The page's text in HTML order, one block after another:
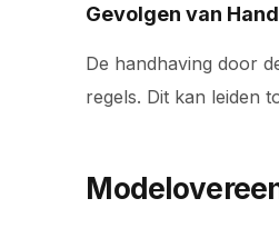
Gevolgen van
De handhaving door
regels. Dit kan leiden